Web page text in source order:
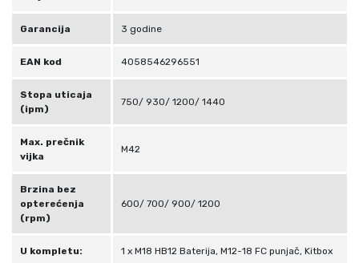
Garancija 3 godine
EAN kod 4058546296551
Stopa uticaja
(ipm)
750/ 930/ 1200/ 1440
Max. prečnik
vijka
M42
Brzina bez
opterećenja
(rpm)
600/ 700/ 900/ 1200
U kompletu: 1 x M18 HB12 Baterija, M12-18 FC punjač, ​​Kitbox